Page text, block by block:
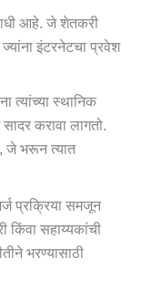
आहे. जे शेतकरी
इंटरनेटचा प्रवेश
त्यांच्या स्थानिक
सादर करावा लागतो.
जे भरून त्यात
प्रक्रिया समजून
किंवा सहाय्यकांची
भरण्यासाठी